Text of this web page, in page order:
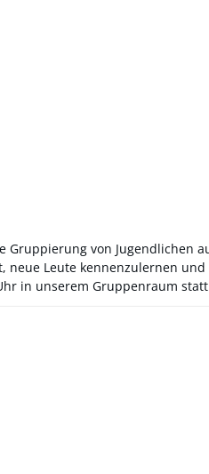
von Jugendlichen
Leute kennenzulernen
in unserem Gruppenraum